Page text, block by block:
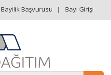
Bayilik Başvurusu Bayi Girişi